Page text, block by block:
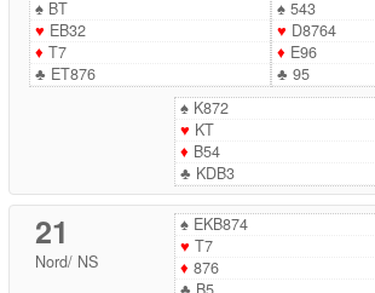
♠BT
♥ EB32
♦ T7
♣ ET876
♠543
♥ D8764
♦ E96
♣ 95
♠K872
♥ KT
♦ B54
♣ KDB3
21
Nord/ NS
♠EKB874
♥ T7
♦ 876